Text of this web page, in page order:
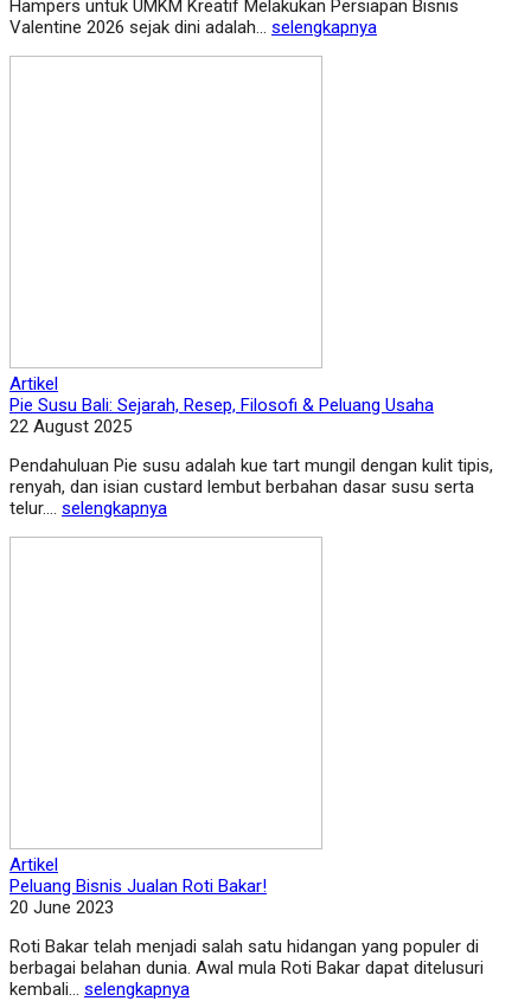
Hampers untuk UMKM Kreatif Melakukan Persiapan Bisnis
Valentine 2026 sejak dini adalah... selengkapnya
Artikel
Pie Susu Bali: Sejarah, Resep, Filosofi & Peluang Usaha
22 August 2025
Pendahuluan Pie susu adalah kue tart mungil dengan kulit tipis,
renyah, dan isian custard lembut berbahan dasar susu serta
telur.... selengkapnya
Artikel
Peluang Bisnis Jualan Roti Bakar!
20 June 2023
Roti Bakar telah menjadi salah satu hidangan yang populer di
berbagai belahan dunia. Awal mula Roti Bakar dapat ditelusuri
kembali... selengkapnya